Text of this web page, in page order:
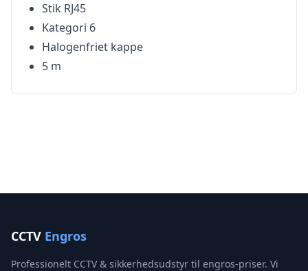
Stik RJ45
Kategori 6
Halogenfriet kappe
5 m
CCTV Engros
Professionelt CCTV & sikkerhedsudstyr til engros-priser. Vi